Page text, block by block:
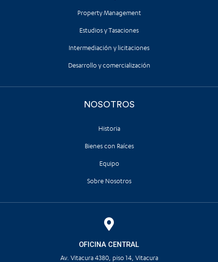
Property Management
Estudios y Tasaciones
Intermediación y licitaciones
Desarrollo y comercialización
NOSOTROS
Historia
Bienes con Raíces
Equipo
Sobre Nosotros
OFICINA CENTRAL
Av. Vitacura 4380, piso 14, Vitacura